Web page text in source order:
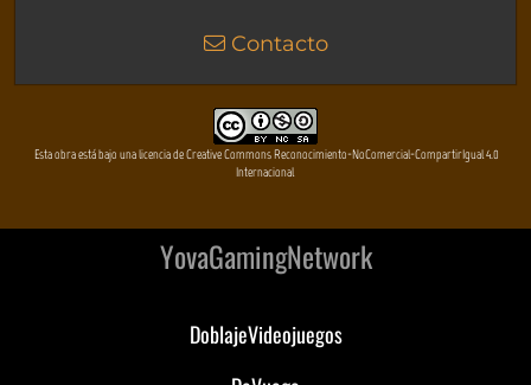
Contacto
Esta obra está bajo una licencia de Creative Commons Reconocimiento-NoComercial-CompartirIgual 4.0
Internacional
YovaGamingNetwork
DoblajeVideojuegos